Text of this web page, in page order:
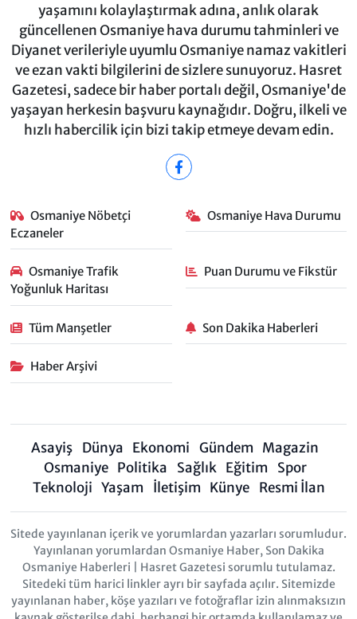
yaşamını kolaylaştırmak adına, anlık olarak
güncellenen Osmaniye hava durumu tahminleri ve
Diyanet verileriyle uyumlu Osmaniye namaz vakitleri
ve ezan vakti bilgilerini de sizlere sunuyoruz. Hasret
Gazetesi, sadece bir haber portalı değil, Osmaniye'de
yaşayan herkesin başvuru kaynağıdır. Doğru, ilkeli ve
hızlı habercilik için bizi takip etmeye devam edin.
Osmaniye Nöbetçi
Eczaneler
Osmaniye Hava Durumu
Osmaniye Trafik
Yoğunluk Haritası
Puan Durumu ve Fikstür
Tüm Manşetler Son Dakika Haberleri
Haber Arşivi
Asayiş Dünya Ekonomi Gündem Magazin
Osmaniye Politika Sağlık Eğitim
Spor
Teknoloji Yaşam İletişim Künye Resmi İlan
Sitede yayınlanan içerik ve yorumlardan yazarları sorumludur.
Yayınlanan yorumlardan Osmaniye Haber, Son Dakika
Osmaniye Haberleri | Hasret Gazetesi sorumlu tutulamaz.
Sitedeki tüm harici linkler ayrı bir sayfada açılır. Sitemizde
yayınlanan haber, köşe yazıları ve fotoğraflar izin alınmaksızın